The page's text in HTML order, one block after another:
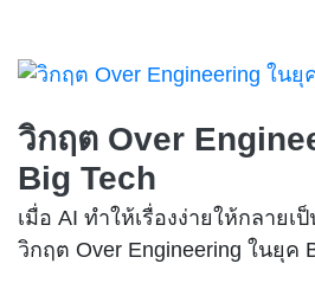
วิกฤต Over
Big Tech
เมื่อ AI ทำให้เรื่องง่ายให้กลายเ
วิกฤต Over Engineering ในยุค